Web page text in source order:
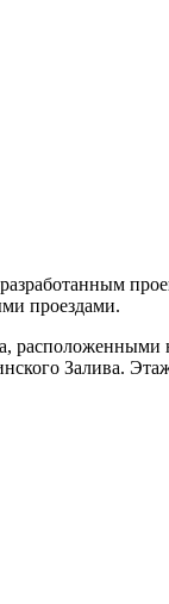
проездами.
расположенными
Залива.